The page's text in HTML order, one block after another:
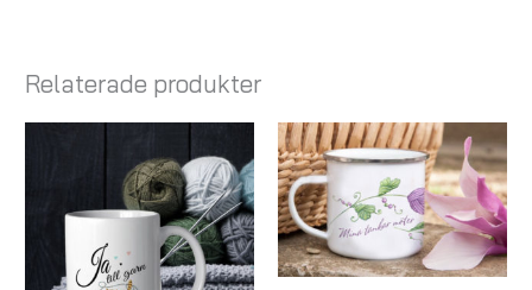
Relaterade produkter
till
167,00 kr
Prisintervall:
147,00 kr
till
167,00 kr